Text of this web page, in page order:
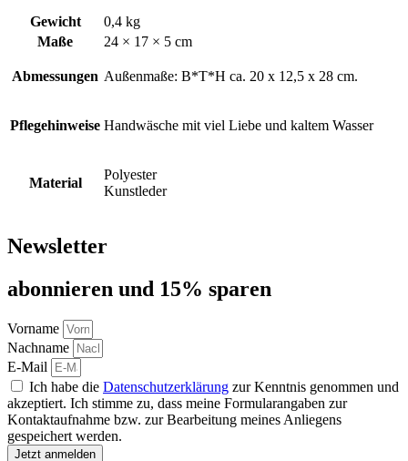
Gewicht
0,4 kg
Maße
24 × 17 × 5 cm
Abmessungen Außenmaße: B*T*H ca. 20 x 12,5 x 28 cm.
Pflegehinweise Handwäsche mit viel Liebe und kaltem Wasser
Material
Polyester
Kunstleder
Newsletter
abon­nie­ren und 15% sparen
Vorname
Nachname
E-Mail
Ich habe die Datenschutzerklärung zur Kenntnis genommen und
akzeptiert. Ich stimme zu, dass meine Formularangaben zur
Kontaktaufnahme bzw. zur Bearbeitung meines Anliegens
gespeichert werden.
Jetzt anmelden